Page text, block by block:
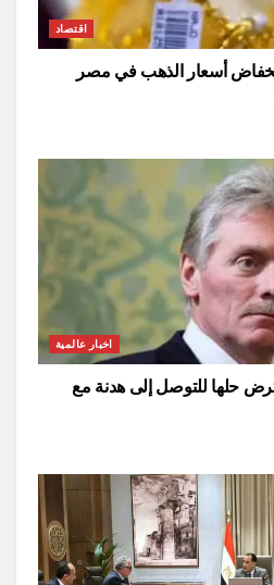
اقتصاد
50 جنيهًا.. انخفاض أسعار الذهب في مصر
اخبار عالمية
حلها للتوصل إلى هدنة مع